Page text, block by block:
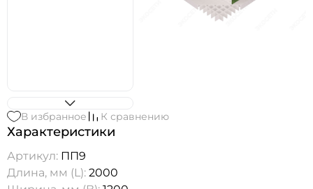
В избранное К сравнению
Характеристики
Артикул: ПП9
Длина, мм (L): 2000